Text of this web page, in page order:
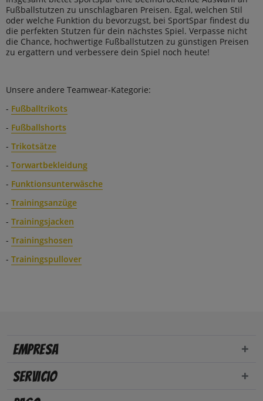
Fußballstutzen zu unschlagbaren Preisen. Egal, welchen Stil
oder welche Funktion du bevorzugst, bei SportSpar findest du
die perfekten Stutzen für dein nächstes Spiel. Verpasse nicht
die Chance, hochwertige Fußballstutzen zu günstigen Preisen
zu ergattern und verbessere dein Spiel noch heute!
Unsere andere Teamwear-Kategorie:
- Fußballtrikots
- Fußballshorts
- Trikotsätze
- Torwartbekleidung
- Funktionsunterwäsche
- Trainingsanzüge
- Trainingsjacken
- Trainingshosen
- Trainingspullover
Empresa
Servicio